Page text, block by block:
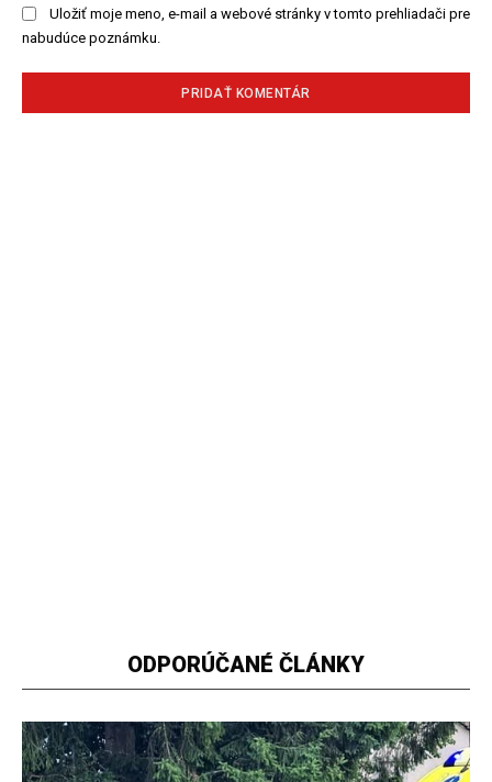
Uložiť moje meno, e-mail a webové stránky v tomto prehliadači pre
nabudúce poznámku.
ODPORÚČANÉ ČLÁNKY